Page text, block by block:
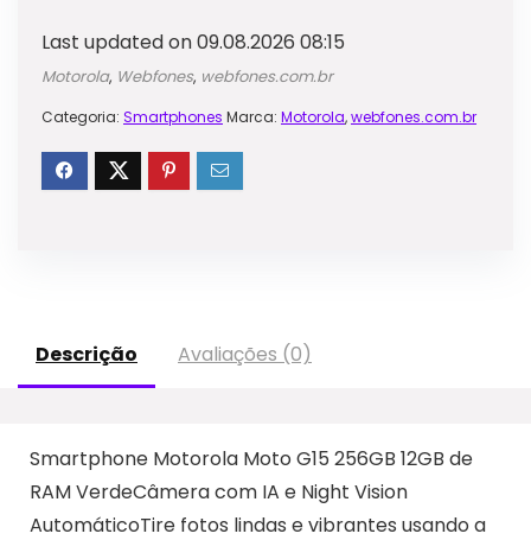
Last updated on 09.08.2026 08:15
Motorola, Webfones, webfones.com.br
Categoria: Smartphones Marca: Motorola,webfones.com.br
Descrição Avaliações (0)
Smartphone Motorola Moto G15 256GB 12GB de
RAM VerdeCâmera com IA e Night Vision
AutomáticoTire fotos lindas e vibrantes usando a